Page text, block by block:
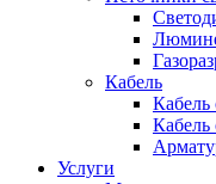
Кабель
Услуги